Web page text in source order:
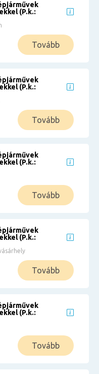
(P.k.:
Tovább
(P.k.:
Tovább
(P.k.:
Tovább
(P.k.:
Tovább
(P.k.:
Tovább